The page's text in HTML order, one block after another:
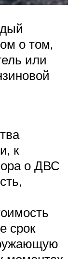
о том,
или
к
о ДВС
срок